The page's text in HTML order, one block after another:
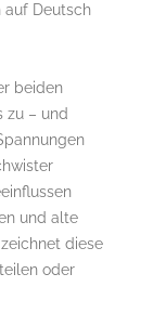
auf Deutsch
beiden
zu – und
und alte
diese
oder